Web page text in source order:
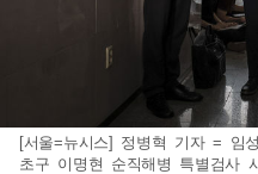
[서울=뉴시스] 정병혁 기자 = 임
초구 이명현 순직해병 특별검사